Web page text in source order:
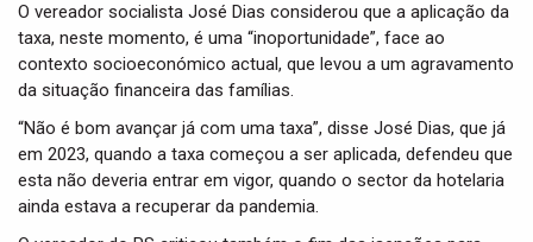
O vereador socialista José Dias considerou que a aplicação da
taxa, neste momento, é uma “inoportunidade”, face ao
contexto socioeconómico actual, que levou a um agravamento
da situação financeira das famílias.
“Não é bom avançar já com uma taxa”, disse José Dias, que já
em 2023, quando a taxa começou a ser aplicada, defendeu que
esta não deveria entrar em vigor, quando o sector da hotelaria
ainda estava a recuperar da pandemia.